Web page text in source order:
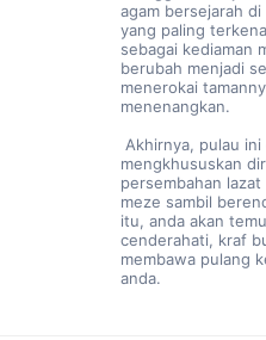
agam bersejarah
yang paling
sebagai kediaman
berubah menjadi
menerokai
menenangkan.
mengkhususkan
persembahan
meze sambil
itu, anda akan
cenderahati, kraf
membawa pulang
anda.